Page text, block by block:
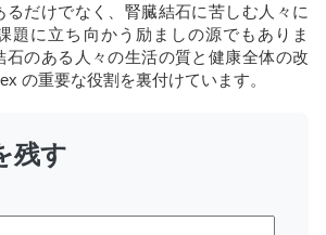
るだけでなく、腎臓結石に苦しむ人々に
題に立ち向かう励ましの源でもありま
石のある人々の生活の質と健康全体の改
の重要な役割を裏付けています。
残す